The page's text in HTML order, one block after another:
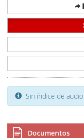
Sin índice de audio
Documentos